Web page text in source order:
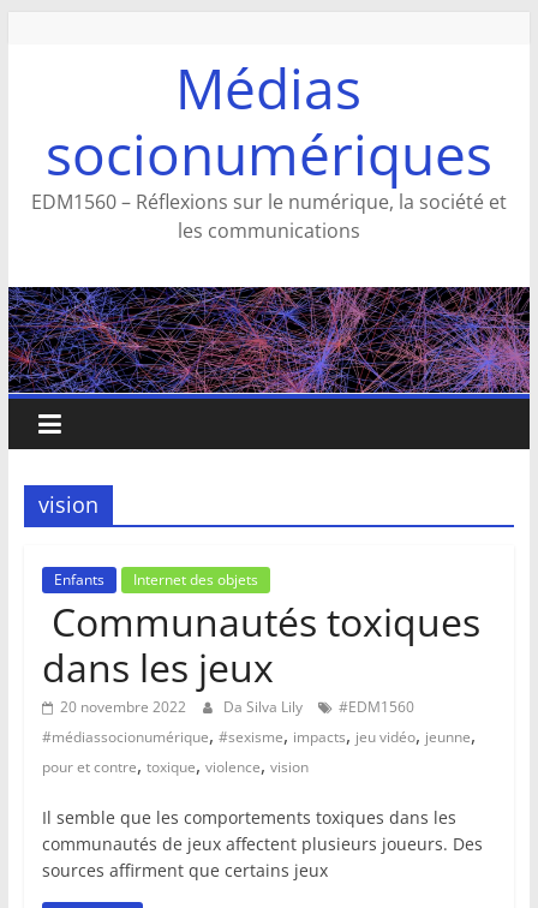
Médias
socionumériques
EDM1560 – Réflexions sur le numérique, la société et
les communications
vision
Enfants Internet des objets
Communautés toxiques
dans les jeux
20 novembre 2022 Da Silva Lily
#EDM1560
#médiassocionumérique, #sexisme, impacts, jeu vidéo, jeunne,
pour et contre, toxique, violence, vision
Il semble que les comportements toxiques dans les
communautés de jeux affectent plusieurs joueurs. Des
sources affirment que certains jeux